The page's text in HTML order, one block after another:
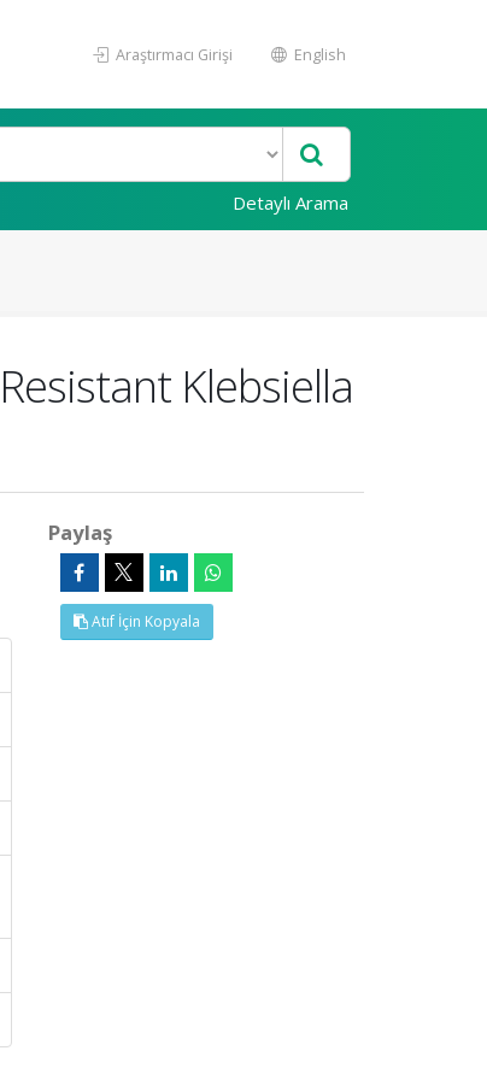
Araştırmacı Girişi English
Detaylı Arama
Klebsiella
Paylaş
Atıf İçin Kopyala